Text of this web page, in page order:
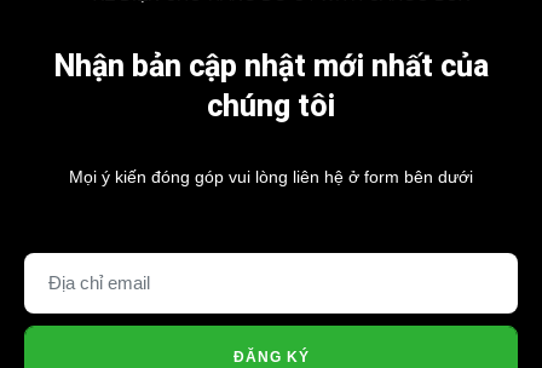
Nhận bản cập nhật mới nhất của
chúng tôi
Mọi ý kiến đóng góp vui lòng liên hệ ở form bên dưới
ĐĂNG KÝ